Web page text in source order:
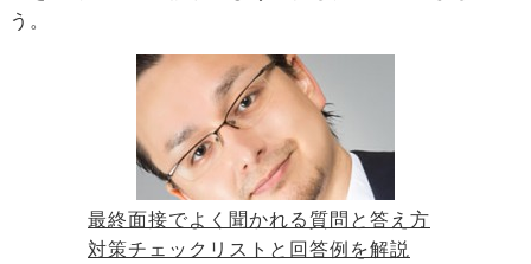
う。
最終面接でよく聞かれる質問と答え方
対策チェックリストと回答例を解説